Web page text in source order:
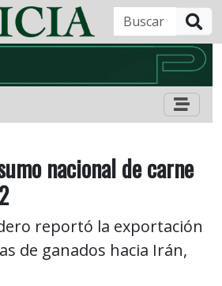
nacional de carne
reportó la exportación
de ganados hacia Irán,